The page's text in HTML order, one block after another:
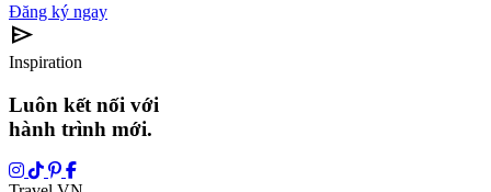
Đăng ký ngay
send
Inspiration
Luôn kết nối với
hành trình mới.